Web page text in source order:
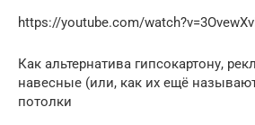
https://youtube.com/
Как альтернатива гипсокартону,
навесные (или, как их ещё
потолки